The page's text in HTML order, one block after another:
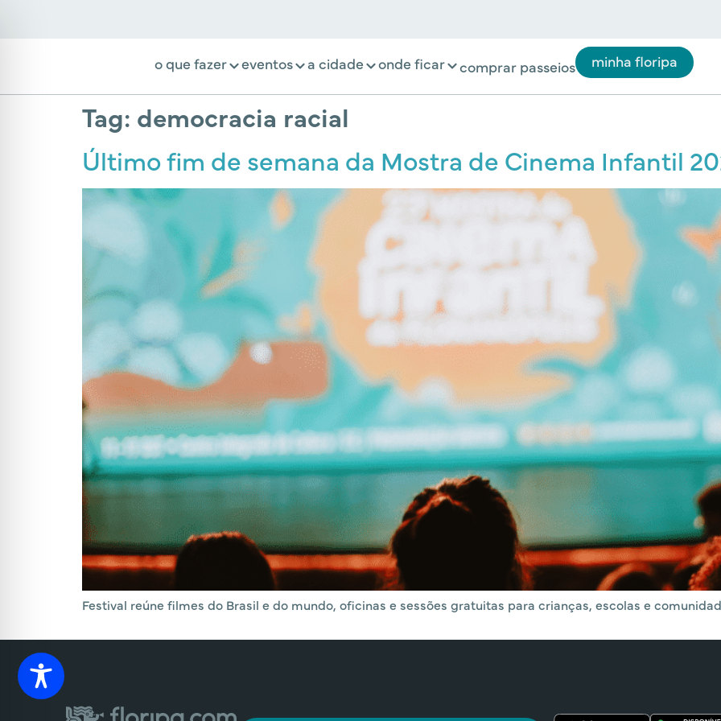
o que fazer eventos a cidade onde ficar comprar passeios minha floripa
Tag: democracia racial
Último fim de semana da Mostra de Cinema Infantil
Festival reúne filmes do Brasil e do mundo, oficinas e sessões gratuitas para crianças, escolas e